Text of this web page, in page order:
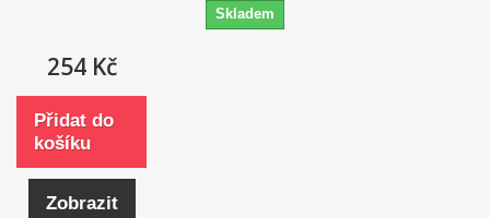
Skladem
254 Kč
Přidat do
košíku
Zobrazit